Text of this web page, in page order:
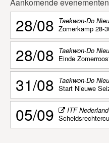
Aankomende evenementen
28/08 Taekwon-Do
Zomerkamp 28-
28/08 Taekwon-Do
Einde
31/08 Taekwon-Do
Start Nieuwe
05/09
ITF Nederland